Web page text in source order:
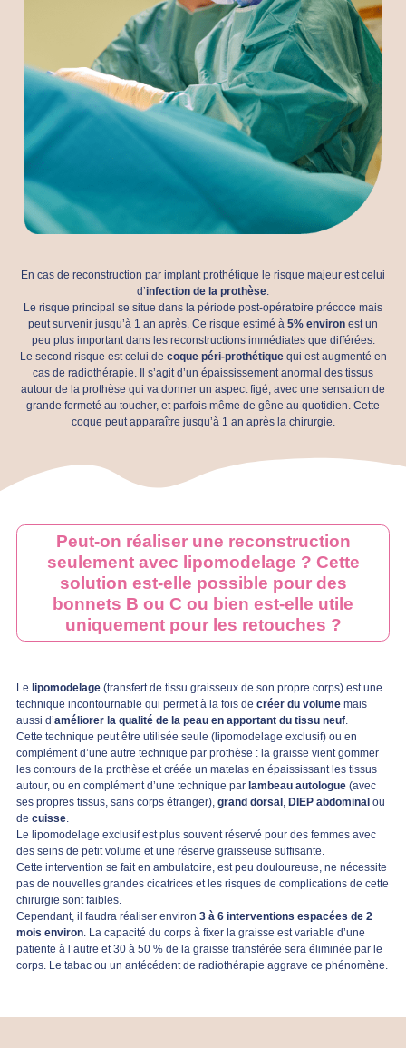
En cas de reconstruction par implant prothétique le risque majeur est celui
d’infection de la prothèse.
Le risque principal se situe dans la période post-opératoire précoce mais
peut survenir jusqu’à 1 an après. Ce risque estimé à 5% environ est un
peu plus important dans les reconstructions immédiates que différées.
Le second risque est celui de coque péri-prothétiquequi est augmenté en
cas de radiothérapie. Il s’agit d’un épaississement anormal des tissus
autour de la prothèse qui va donner un aspect figé, avec une sensation de
grande fermeté au toucher, et parfois même de gêne au quotidien. Cette
coque peut apparaître jusqu’à 1 an après la chirurgie.
Peut-on réaliser une reconstruction
seulement avec lipomodelage ? Cette
solution est-elle possible pour des
bonnets B ou C ou bien est-elle utile
uniquement pour les retouches ?
Le lipomodelage (transfert de tissu graisseux de son propre corps) est une
technique incontournable qui permet à la fois de créer du volume mais
aussi d’améliorer la qualité de la peau en apportant du tissu neuf.
Cette technique peut être utilisée seule (lipomodelage exclusif) ou en
complément d’une autre technique par prothèse : la graisse vient gommer
les contours de la prothèse et créée un matelas en épaississant les tissus
autour, ou en complément d’une technique par lambeau autologue (avec
ses propres tissus, sans corps étranger), grand dorsal , DIEP abdominal ou
de cuisse.
Le lipomodelage exclusif est plus souvent réservé pour des femmes avec
des seins de petit volume et une réserve graisseuse suffisante.
Cette intervention se fait en ambulatoire, est peu douloureuse, ne nécessite
pas de nouvelles grandes cicatrices et les risques de complications de cette
chirurgie sont faibles.
Cependant, il faudra réaliser environ 3 à 6 interventions espacées de 2
mois environ. La capacité du corps à fixer la graisse est variable d’une
patiente à l’autre et 30 à 50 % de la graisse transférée sera éliminée par le
corps. Le tabac ou un antécédent de radiothérapie aggrave ce phénomène.